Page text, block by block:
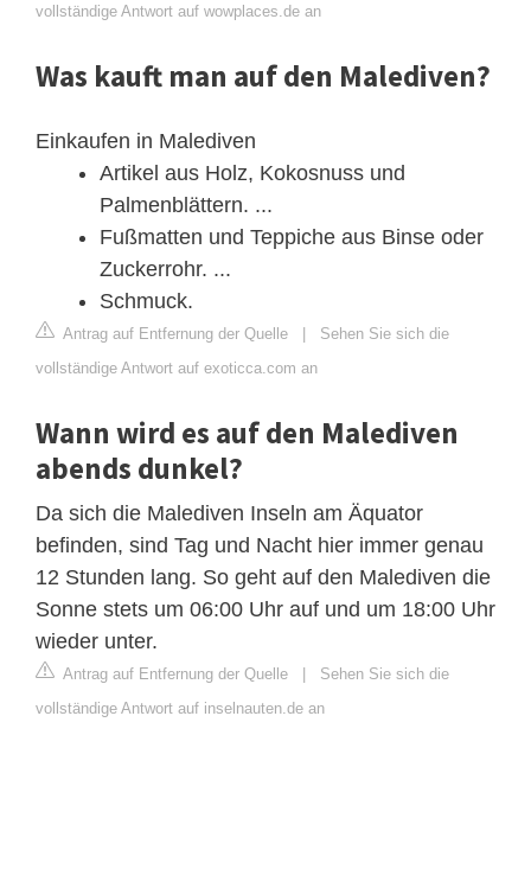
vollständige Antwort auf wowplaces.de an
Was kauft man auf den Malediven?
Einkaufen in Malediven
Artikel aus Holz, Kokosnuss und
Palmenblättern. ...
Fußmatten und Teppiche aus Binse oder
Zuckerrohr. ...
Schmuck.
Antrag auf Entfernung der Quelle | Sehen Sie sich die
vollständige Antwort auf exoticca.com an
Wann wird es auf den Malediven
abends dunkel?
Da sich die Malediven Inseln am Äquator
befinden, sind Tag und Nacht hier immer genau
12 Stunden lang. So geht auf den Malediven die
Sonne stets um 06:00 Uhr auf und um 18:00 Uhr
wieder unter.
Antrag auf Entfernung der Quelle | Sehen Sie sich die
vollständige Antwort auf inselnauten.de an